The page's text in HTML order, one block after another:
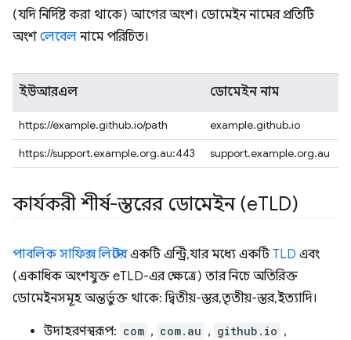
(যদি নির্দিষ্ট করা থাকে) আগের অংশ। ডোমেইন নামের প্রতিটি
অংশ লেবেল নামে পরিচিত।
ইউআরএল ডোমেইন নাম
https://example.github.io/path
example.github.io
https://support.example.org.au:443
support.example.org.au
কার্যকরী শীর্ষ-স্তরের ডোমেইন (eTLD)
পাবলিক সাফিক্স লিস্টেরএকটি এন্ট্রি, যার মধ্যে একটিTLD এবং
(একাধিক অংশযুক্ত eTLD-এর ক্ষেত্রে) তার নিচে অতিরিক্ত
ডোমেইনসমূহ অন্তর্ভুক্ত থাকে: দ্বিতীয়-স্তর, তৃতীয়-স্তর, ইত্যাদি।
উদাহরণস্বরূপ: com , com.au , github.io ,